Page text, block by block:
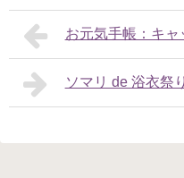
お元気手帳：キ
ソマリ de 浴衣